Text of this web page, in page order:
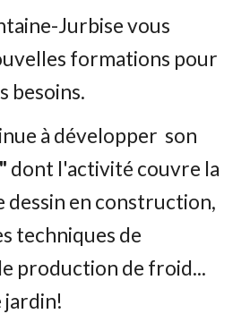
Jurbise vous
formations pour
besoins.
à développer son
dont l'activité couvre la
dessin en construction,
techniques de
production de froid...
jardin!